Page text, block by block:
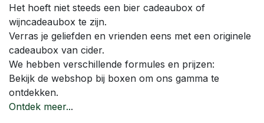
Het hoeft niet steeds een bier cadeaubox of
wijncadeaubox te zijn.
Verras je geliefden en vrienden eens met een originele
cadeaubox van cider.
We hebben verschillende formules en prijzen:
Bekijk de webshop bij boxen om ons gamma te
ontdekken.
Ontdek meer...